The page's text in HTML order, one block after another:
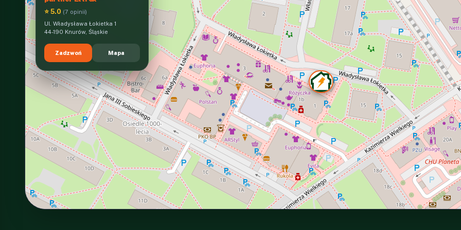
⭐ 5.0 (7 opinii)
Ul. Władysława Łokietka 1
44-190 Knurów, Śląskie
Zadzwoń Mapa